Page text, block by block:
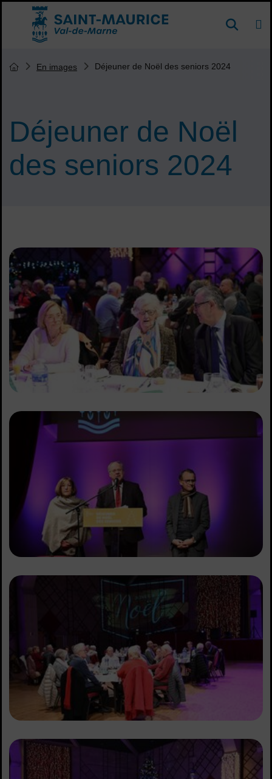
Menu de raccourcis
Accueil ville de Saint-Maurice DE
Déjeuner de Noël
des seniors 2024
Vous êtes ici :
Page d'accueil du site
En images Déjeuner de Noël des seniors 2024